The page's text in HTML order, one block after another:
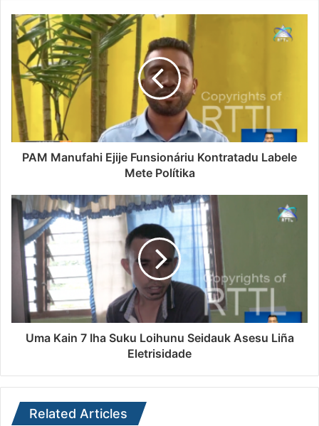
PAM Manufahi Ejije Funsionáriu Kontratadu Labele
Mete Polítika
Uma Kain 7 Iha Suku Loihunu Seidauk Asesu Liña
Eletrisidade
Related Articles